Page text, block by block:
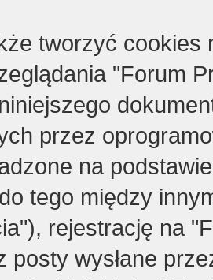
tworzyć cookies
"Forum
przez
na
tego między
rejestrację na
posty wysłane